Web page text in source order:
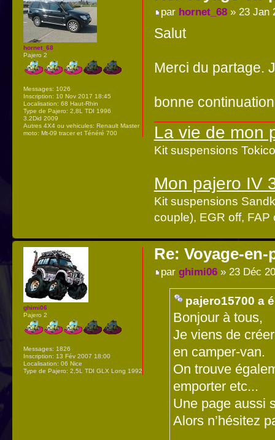
par hornet_68» 23 Jan
Salut
Merci du partage.
bonne
La vie de mon
Kit suspensions
Mon pajero IV
Kit suspensions
couple), EGR off, FAP
hornet_68
Pajero 2
Messages: 1026
Inscription: 10 Nov 2017 18:45
Localisation: 68 Haut-Rhin
Type de Pajero: 2,8L TDI 1996
3.2Did 2009
Autres 4X4 ou vehicules: Renault Master
moto: Mt-09 tracer et Ténéré 700
Re: Voyage-en-
par ghimi06» 23 Déc
pajero15700 a
Bonjour à tous,
Je viens de
en camper-van.
On trouve
emporter etc...
Une page aussi
Alors n’hésitez
ghimi06
Pajero 2
Messages: 1826
Inscription: 13 Fév 2007 18:00
Localisation: 06 Nice
Type de Pajero: 2,5L TDI GLX Long 1992